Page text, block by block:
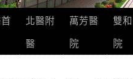
北醫附
醫
萬芳醫
院
雙
院